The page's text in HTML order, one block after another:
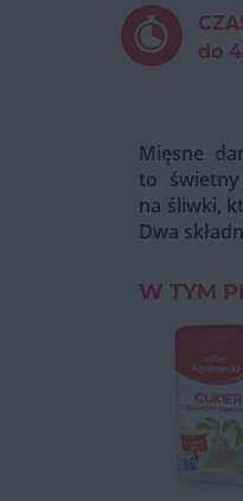
do
Mięsne
to
na śliwki,
Dwa
W TYM